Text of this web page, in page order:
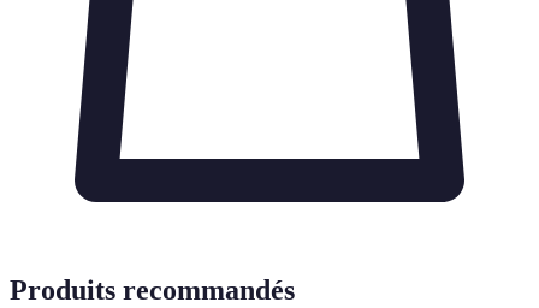
Produits recommandés